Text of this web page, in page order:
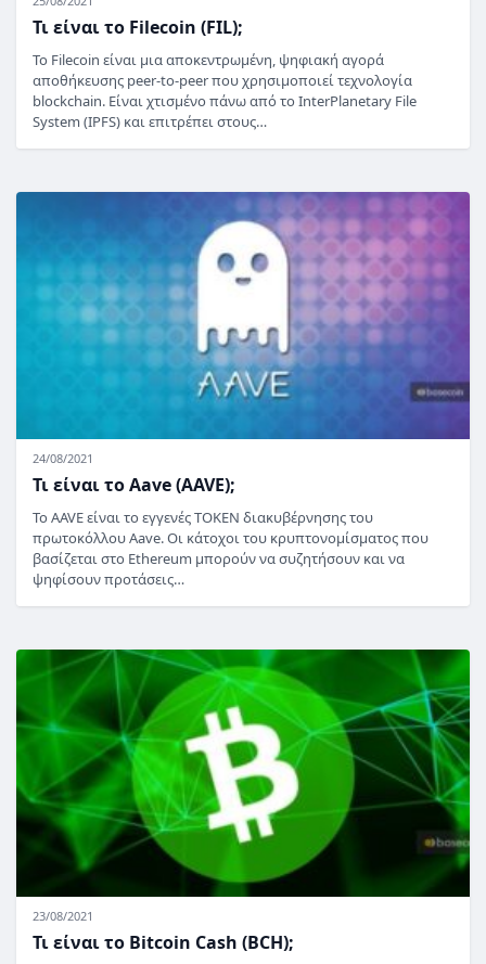
Τι είναι το Filecoin (FIL);
Το Filecoin είναι μια αποκεντρωμένη, ψηφιακή αγορά
αποθήκευσης peer-to-peer που χρησιμοποιεί τεχνολογία
blockchain. Είναι χτισμένο πάνω από το InterPlanetary File
System (IPFS) και επιτρέπει στους…
24/08/2021
Τι είναι το Aave (AAVE);
Το AAVE είναι το εγγενές TOKEN διακυβέρνησης του
πρωτοκόλλου Aave. Οι κάτοχοι του κρυπτονομίσματος που
βασίζεται στο Ethereum μπορούν να συζητήσουν και να
ψηφίσουν προτάσεις…
23/08/2021
Τι είναι το Bitcoin Cash (BCH);